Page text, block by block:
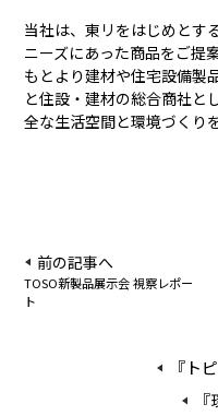
当社は、東リをはじめとす
ニーズにあった商品をご提
もとより建材や住宅設備製
と住設・建材の総合商社と
全な生活空間と環境づくり
前の記事へ
TOSO新製品展示会 視察レポー
ト
『ト